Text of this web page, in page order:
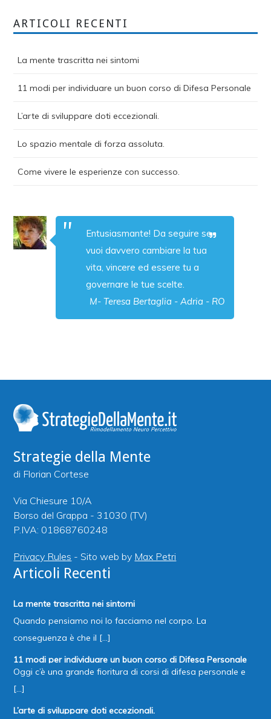
ARTICOLI RECENTI
La mente trascritta nei sintomi
11 modi per individuare un buon corso di Difesa Personale
L’arte di sviluppare doti eccezionali.
Lo spazio mentale di forza assoluta.
Come vivere le esperienze con successo.
Entusiasmante! Da seguire se
vuoi davvero cambiare la tua
vita, vincere ed essere tu a
governare le tue scelte.
M- Teresa Bertaglia - Adria - RO
Strategie della Mente
di Florian Cortese
Via Chiesure 10/A
Borso del Grappa - 31030 (TV)
P.IVA: 01868760248
Privacy Rules - Sito web by Max Petri
Articoli Recenti
La mente trascritta nei sintomi
Quando pensiamo noi lo facciamo nel corpo. La
conseguenza è che il [...]
11 modi per individuare un buon corso di Difesa Personale
Oggi c’è una grande fioritura di corsi di difesa personale e
[...]
L’arte di sviluppare doti eccezionali.